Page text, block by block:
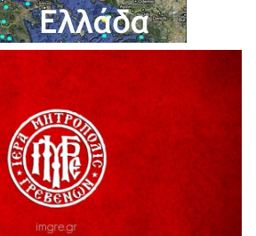
Φυσιολατρικού Συλλόγου Γρεβενών
400.000€ για επιπλέον εργασίες
Γρεβενών «Μίλτος Τεντόγλου»
κατοικίας από πυρκαγιά στην